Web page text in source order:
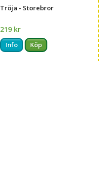
Tröja - Storebror
219 kr
Info Köp